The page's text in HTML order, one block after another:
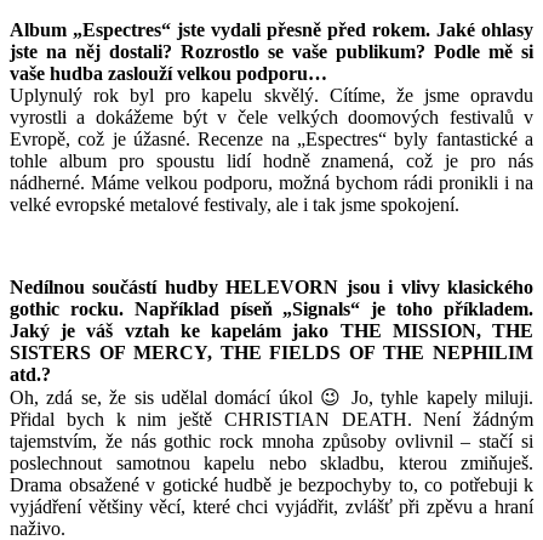
Album „Espectres“ jste vydali přesně před rokem. Jaké ohlasy
jste na něj dostali? Rozrostlo se vaše publikum? Podle mě si
vaše hudba zaslouží velkou podporu…
Uplynulý rok byl pro kapelu skvělý. Cítíme, že jsme opravdu
vyrostli a dokážeme být v čele velkých doomových festivalů v
Evropě, což je úžasné. Recenze na „Espectres“ byly fantastické a
tohle album pro spoustu lidí hodně znamená, což je pro nás
nádherné. Máme velkou podporu, možná bychom rádi pronikli i na
velké evropské metalové festivaly, ale i tak jsme spokojení.
Nedílnou součástí hudby HELEVORN jsou i vlivy klasického
gothic rocku. Například píseň „Signals“ je toho příkladem.
Jaký je váš vztah ke kapelám jako THE MISSION, THE
SISTERS OF MERCY, THE FIELDS OF THE NEPHILIM
atd.?
Oh, zdá se, že sis udělal domácí úkol 😉 Jo, tyhle kapely miluji.
Přidal bych k nim ještě CHRISTIAN DEATH. Není žádným
tajemstvím, že nás gothic rock mnoha způsoby ovlivnil – stačí si
poslechnout samotnou kapelu nebo skladbu, kterou zmiňuješ.
Drama obsažené v gotické hudbě je bezpochyby to, co potřebuji k
vyjádření většiny věcí, které chci vyjádřit, zvlášť při zpěvu a hraní
naživo.